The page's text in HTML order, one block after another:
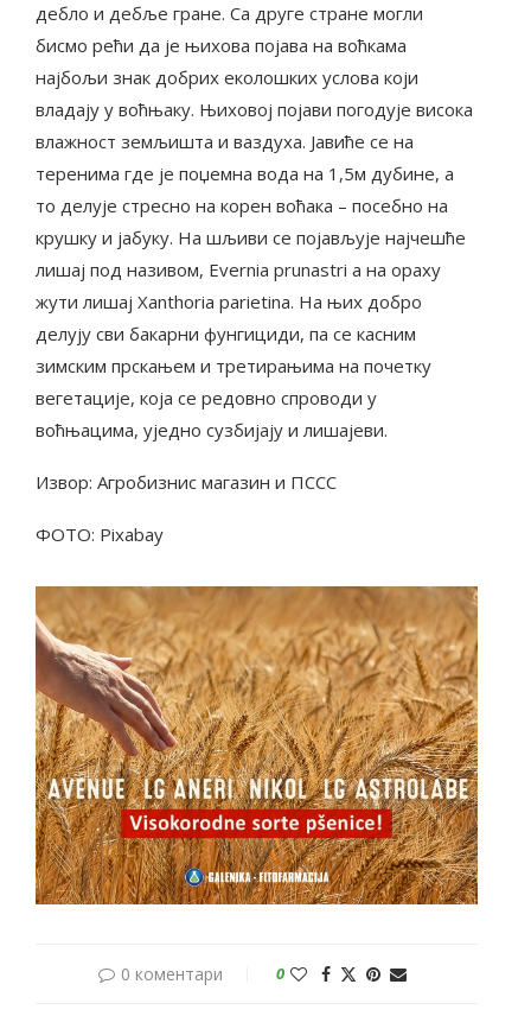
дебло и дебље гране. Са друге стране могли
бисмо рећи да је њихова појава на воћкама
најбољи знак добрих еколошких услова који
владају у воћњаку. Њиховој појави погодује висока
влажност земљишта и ваздуха. Јавиће се на
теренима где је поџемна вода на 1,5м дубине, а
то делује стресно на корен воћака – посебно на
крушку и јабуку. На шљиви се појављује најчешће
лишај под називом, Evernia prunastri а на ораху
жути лишај Xanthoria parietina. На њих добро
делују сви бакарни фунгициди, па се касним
зимским прскањем и третирањима на почетку
вегетације, која се редовно спроводи у
воћњацима, уједно сузбијају и лишајеви.
Извор: Агробизнис магазин и ПССС
ФОТО: Pixabay
0 коментари 0